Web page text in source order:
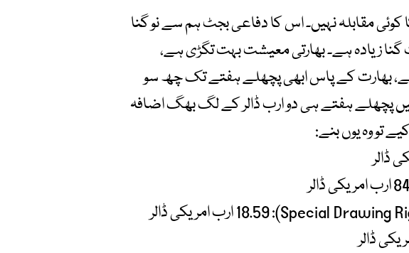
مقابلہ نہیں۔ اس کا دفاعی بجٹ ہم سے نو گنا
زیادہ ہے۔ بھارتی معیشت بہت تگڑی ہے،
بھارت کے پاس ابھی پچھلے ہفتے تک چھ سو
جس میں پچھلے ہفتے ہی دو ارب ڈالر کے لگ بھگ اضافہ
تو وہ یوں بنے: